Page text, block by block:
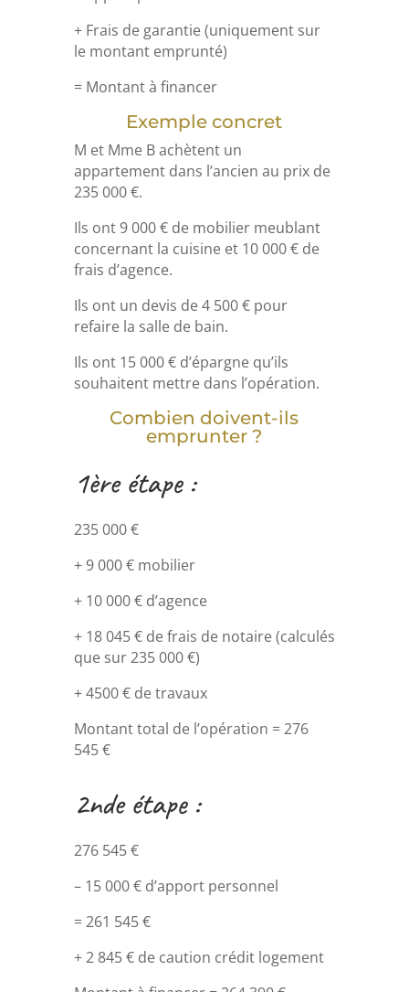
+ Frais de garantie (uniquement sur
le montant emprunté)
= Montant à financer
Exemple concret
M et Mme B achètent un
appartement dans l’ancien au prix de
235 000 €.
Ils ont 9 000 € de mobilier meublant
concernant la cuisine et 10 000 € de
frais d’agence.
Ils ont un devis de 4 500 € pour
refaire la salle de bain.
Ils ont 15 000 € d’épargne qu’ils
souhaitent mettre dans l’opération.
Combien doivent-ils
emprunter ?
1ère étape :
235 000 €
+ 9 000 € mobilier
+ 10 000 € d’agence
+ 18 045 € de frais de notaire (calculés
que sur 235 000 €)
+ 4500 € de travaux
Montant total de l’opération = 276
545 €
2nde étape :
276 545 €
– 15 000 € d’apport personnel
= 261 545 €
+ 2 845 € de caution crédit logement